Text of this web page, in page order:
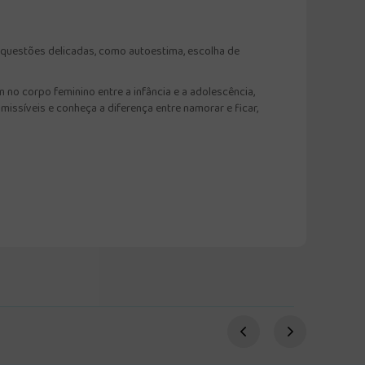
delicadas, como autoestima, escolha de
corpo feminino entre a infância e a adolescência,
e conheça a diferença entre namorar e ficar,